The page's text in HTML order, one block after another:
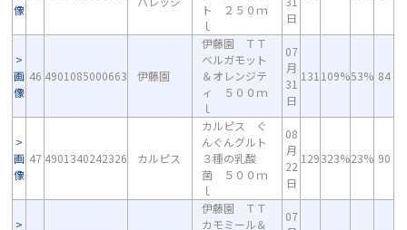
像
ト ２５０ｍ
ｌ
日
画
像
46 4901085000663 伊藤園
伊藤園 ＴＴ
ベルガモット
＆オレンジテ
ィ ５００ｍ
ｌ
07
月
31
日
131 109%53% 84
画
像
47 4901340242326 カルピス
カルピス ぐ
んぐんグルト
３種の乳酸
菌 ５００ｍ
ｌ
08
月
22
日
129323%23% 90
伊藤園 ＴＴ
カモミール＆
07